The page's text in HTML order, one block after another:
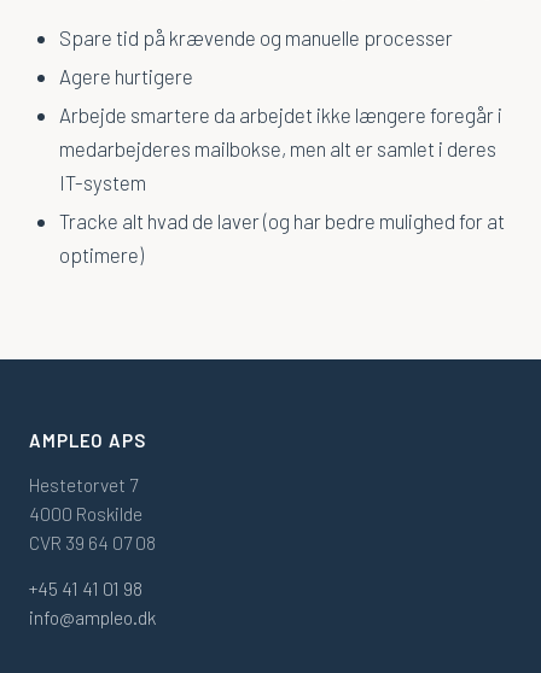
Spare tid på krævende og manuelle processer
Agere hurtigere
Arbejde smartere da arbejdet ikke længere foregår i
medarbejderes mailbokse, men alt er samlet i deres
IT-system
Tracke alt hvad de laver (og har bedre mulighed for at
optimere)
AMPLEO APS
Hestetorvet 7
4000 Roskilde
CVR 39 64 07 08
+45 41 41 01 98
info@ampleo.dk